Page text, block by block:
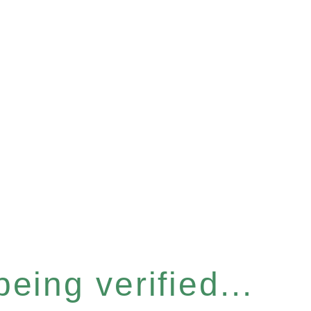
verified...